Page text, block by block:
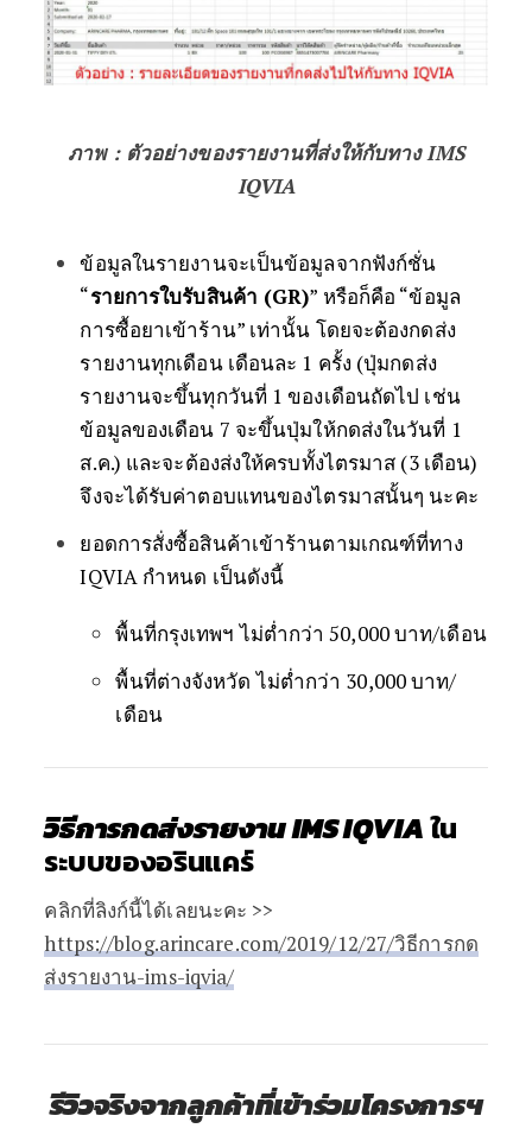
ภาพ : ตัวอย่างของรายงานที่ส่งให้กับทาง IMS
IQVIA
ข้อมูลในรายงานจะเป็นข้อมูลจากฟังก์ชั่น
“รายการใบรับสินค้า (GR)” หรือก็คือ “ข้อมูล
การซื้อยาเข้าร้าน” เท่านั้น โดยจะต้องกดส่ง
รายงานทุกเดือน เดือนละ 1 ครั้ง (ปุ่มกดส่ง
รายงานจะขึ้นทุกวันที่ 1 ของเดือนถัดไป เช่น
ข้อมูลของเดือน 7 จะขึ้นปุ่มให้กดส่งในวันที่ 1
ส.ค.) และจะต้องส่งให้ครบทั้งไตรมาส (3 เดือน)
จึงจะได้รับค่าตอบแทนของไตรมาสนั้นๆ นะคะ
ยอดการสั่งซื้อสินค้าเข้าร้านตามเกณฑ์ที่ทาง
IQVIA กำหนด เป็นดังนี้
พื้นที่กรุงเทพฯ ไม่ต่ำกว่า 50,000 บาท/เดือน
พื้นที่ต่างจังหวัด ไม่ต่ำกว่า 30,000 บาท/
เดือน
วิธีการกดส่งรายงาน IMS IQVIAใน
ระบบของอรินแคร์
คลิกที่ลิงก์นี้ได้เลยนะคะ >>
https://blog.arincare.com/2019/12/27/วิธีการกด
ส่งรายงาน-ims-iqvia/
รีวิวจริงจากลูกค้าที่เข้าร่วมโครงการฯ